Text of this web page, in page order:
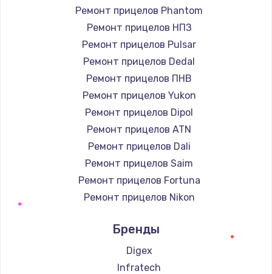
Ремонт прицелов Phantom
Ремонт прицелов НПЗ
Ремонт прицелов Pulsar
Ремонт прицелов Dedal
Ремонт прицелов ПНВ
Ремонт прицелов Yukon
Ремонт прицелов Dipol
Ремонт прицелов ATN
Ремонт прицелов Dali
Ремонт прицелов Saim
Ремонт прицелов Fortuna
Ремонт прицелов Nikon
Ремонт прицелов Nikko
Ремонт прицелов Artelv
Ремонт прицелов Hakko
Бренды
Digex
Infratech